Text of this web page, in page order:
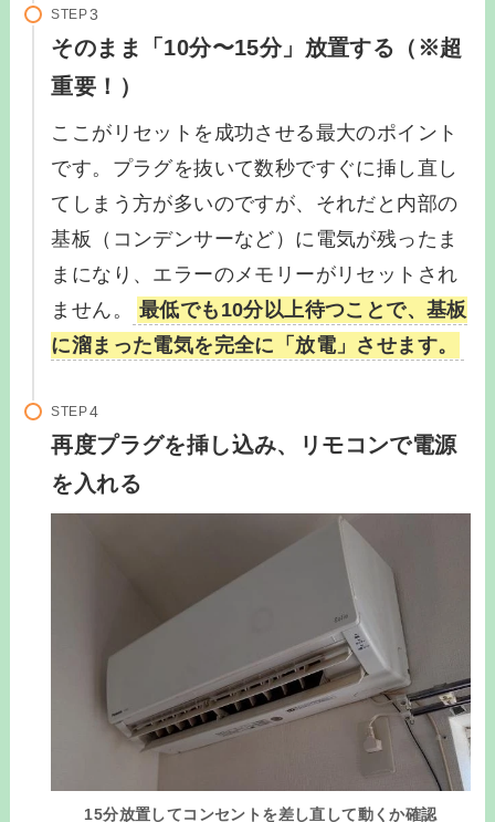
STEP
そのまま「10分〜15分」放置する（※超
重要！）
ここがリセットを成功させる最大のポイント
です。プラグを抜いて数秒ですぐに挿し直し
てしまう方が多いのですが、それだと内部の
基板（コンデンサーなど）に電気が残ったま
まになり、エラーのメモリーがリセットされ
ません。
最低でも10分以上待つことで、基板
に溜まった電気を完全に「放電」させます。
STEP
再度プラグを挿し込み、リモコンで電源
を入れる
15分放置してコンセントを差し直して動くか確認